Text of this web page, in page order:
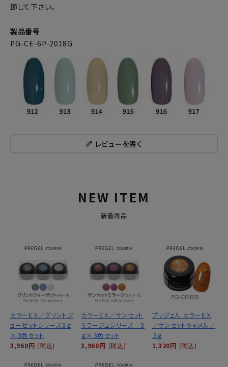
節して下さい。
製品番号
PG-CE-6P-2018G
レビューを書く
NEW ITEM
新着商品
カラーＥＸ／グリントジ
ョーゼットシリーズ３ｇ
×３色セット
3,960円 (税込)
カラーＥＸ／サンセット
ミラージュシリーズ ３
ｇ×３色セット
3,960円 (税込)
プリジェル カラーＥＸ
／サンセットキャメル／
３ｇ
1,320円 (税込)